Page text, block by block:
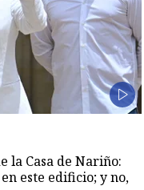
la Casa de Nariño:
este edificio; y no,